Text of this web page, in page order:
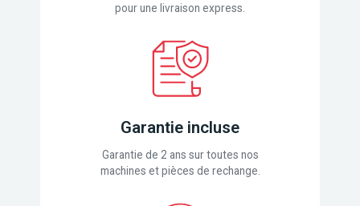
pour une livraison express.
Garantie incluse
Garantie de 2 ans sur toutes nos
machines et pièces de rechange.